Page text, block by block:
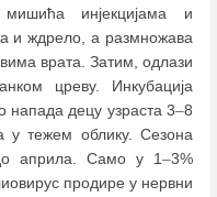
инјекцијама и
и ждрело, а размножава
врата. Затим, одлази
цреву. Инкубација
напада децу узраста 3–8
у тежем облику. Сезона
априла. Само у 1–3%
продире у нервни